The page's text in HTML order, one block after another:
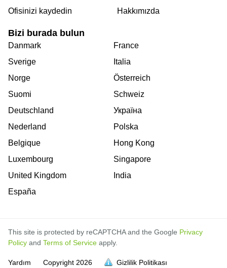
dolu.
dolu.
dolu.
dolu.
dolu.
dolu.
dolu.
dolu.
dolu.
dolu.
dolu.
Ofisinizi kaydedin
Hakkımızda
Bizi burada bulun
Danmark
Sverige
Norge
Suomi
Deutschland
Nederland
Belgique
Luxembourg
United Kingdom
España
France
Italia
Österreich
Schweiz
Україна
Polska
Hong Kong
Singapore
India
This site is protected by reCAPTCHA and the Google Privacy
Policy and Terms of Service apply.
Yardım Copyright 2026 Gizlilik Politikası